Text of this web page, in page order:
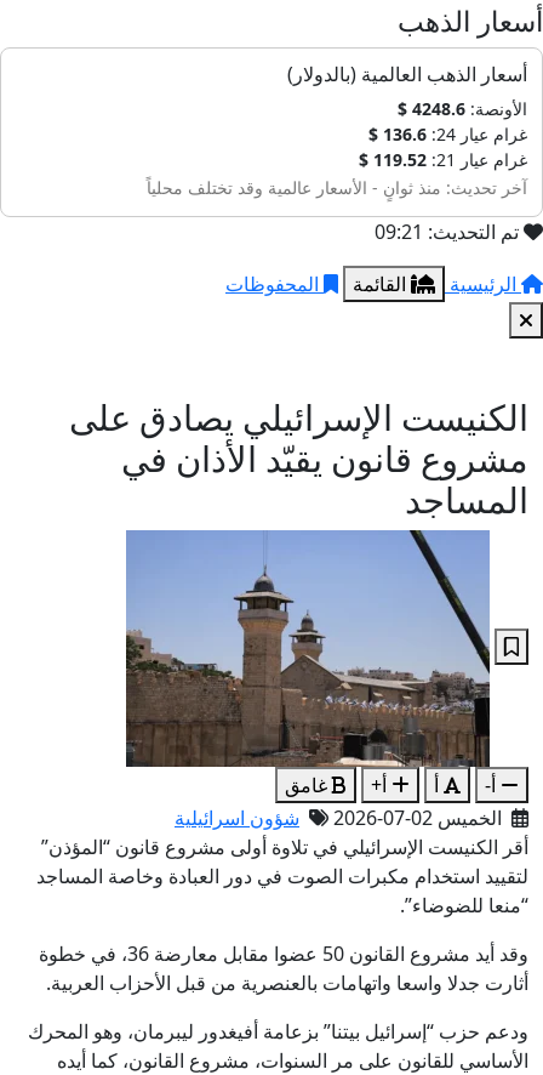
أسعار الذهب
أسعار الذهب العالمية (بالدولار)
الأونصة: 4248.6 $
غرام عيار 24:
136.6 $
غرام عيار 21:
119.52 $
آخر تحديث: منذ ثوانٍ - الأسعار عالمية وقد تختلف محلياً
تم التحديث: 09:21
الرئيسية
القائمة المحفوظات
الكنيست الإسرائيلي يصادق على
مشروع قانون يقيّد الأذان في
المساجد
أ- أ أ+
غامق
الخميس 02-07-2026
شؤون اسرائيلية
أقر الكنيست الإسرائيلي في تلاوة أولى مشروع قانون “المؤذن”
لتقييد استخدام مكبرات الصوت في دور العبادة وخاصة المساجد
“منعا للضوضاء”.
وقد أيد مشروع القانون 50 عضوا مقابل معارضة 36، في خطوة
أثارت جدلا واسعا واتهامات بالعنصرية من قبل الأحزاب العربية.
ودعم حزب “إسرائيل بيتنا” بزعامة أفيغدور ليبرمان، وهو المحرك
الأساسي للقانون على مر السنوات، مشروع القانون، كما أيده